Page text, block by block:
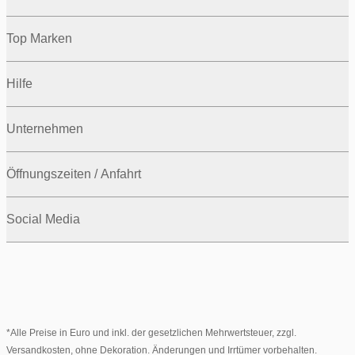
Top Marken
Hilfe
Unternehmen
Öffnungszeiten / Anfahrt
Social Media
*Alle Preise in Euro und inkl. der gesetzlichen Mehrwertsteuer, zzgl.
Versandkosten, ohne Dekoration. Änderungen und Irrtümer vorbehalten.